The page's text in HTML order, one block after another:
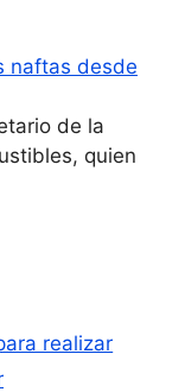
naftas desde
de la
quien
realizar